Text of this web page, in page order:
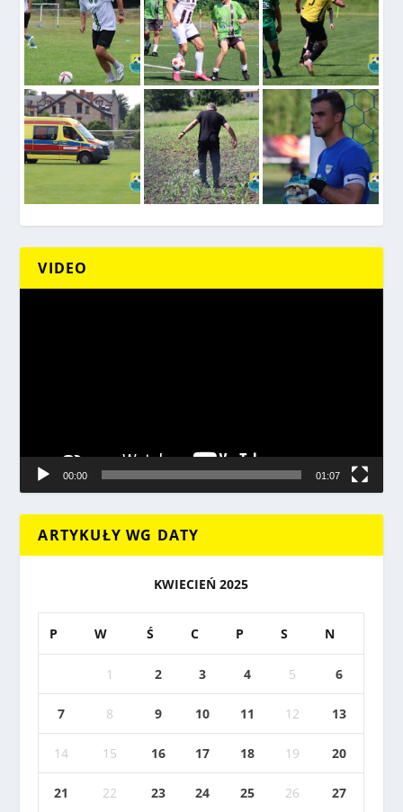
VIDEO
00:00 01:07
ARTYKUŁY WG DATY
KWIECIEŃ 2025
P W Ś C P S N
1 2 3 4 5 6
7 8 9 10 11 12 13
14 15 16 17 18 19 20
21 22 23 24 25 26 27